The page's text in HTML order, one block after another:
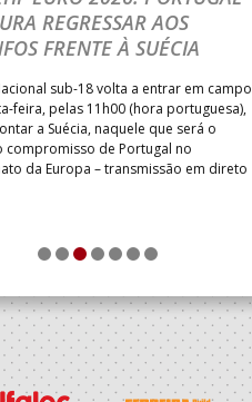
REGRESSAR AOS
FRENTE À SUÉCIA
sub-18 volta a entrar em campo
feira, pelas 11h00 (hora portuguesa),
a Suécia, naquele que será o
compromisso de Portugal no
da Europa – transmissão em direto
1 2 3 4 5 6 7